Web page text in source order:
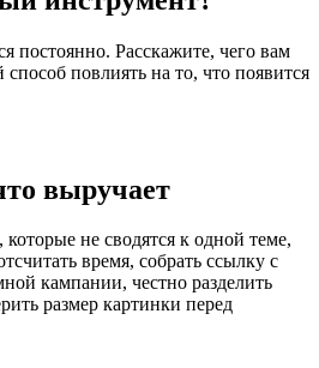
постоянно. Расскажите, чего вам
повлиять на то, что появится
выручает
не сводятся к одной теме,
время, собрать ссылку с
кампании, честно разделить
размер картинки перед